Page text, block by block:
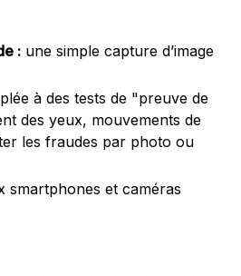
: une simple capture d’image
à des tests de "preuve de
des yeux, mouvements de
les fraudes par photo ou
smartphones et caméras